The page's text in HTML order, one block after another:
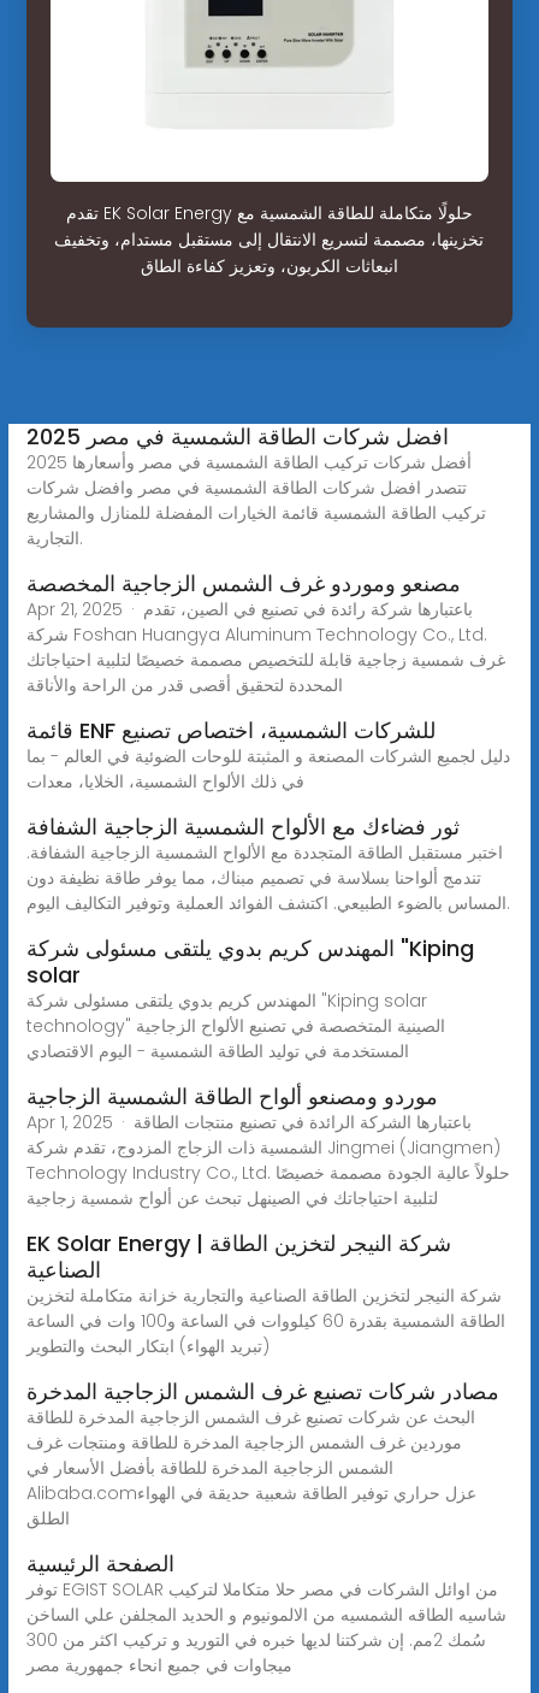
تقدم EK Solar Energy حلولًا متكاملة للطاقة الشمسية مع
تخزينها، مصممة لتسريع الانتقال إلى مستقبل مستدام، وتخفيف
انبعاثات الكربون، وتعزيز كفاءة الطاق
افضل شركات الطاقة الشمسية في مصر 2025
أفضل شركات تركيب الطاقة الشمسية في مصر وأسعارها 2025
تتصدر افضل شركات الطاقة الشمسية في مصر وافضل شركات
تركيب الطاقة الشمسية قائمة الخيارات المفضلة للمنازل والمشاريع
التجارية.
مصنعو وموردو غرف الشمس الزجاجية المخصصة
Apr 21, 2025 · باعتبارها شركة رائدة في تصنيع في الصين، تقدم
شركة Foshan Huangya Aluminum Technology Co., Ltd.
غرف شمسية زجاجية قابلة للتخصيص مصممة خصيصًا لتلبية احتياجاتك
المحددة لتحقيق أقصى قدر من الراحة والأناقة
قائمة ENF للشركات الشمسية، اختصاص تصنيع
دليل لجميع الشركات المصنعة و المثبتة للوحات الضوئية في العالم - بما
في ذلك الألواح الشمسية، الخلايا، معدات
ثور فضاءك مع الألواح الشمسية الزجاجية الشفافة
اختبر مستقبل الطاقة المتجددة مع الألواح الشمسية الزجاجية الشفافة.
تندمج ألواحنا بسلاسة في تصميم مبناك، مما يوفر طاقة نظيفة دون
المساس بالضوء الطبيعي. اكتشف الفوائد العملية وتوفير التكاليف اليوم.
المهندس كريم بدوي يلتقى مسئولى شركة "Kiping
solar
المهندس كريم بدوي يلتقى مسئولى شركة "Kiping solar
technology" الصينية المتخصصة في تصنيع الألواح الزجاجية
المستخدمة في توليد الطاقة الشمسية - اليوم الاقتصادي
موردو ومصنعو ألواح الطاقة الشمسية الزجاجية
Apr 1, 2025 · باعتبارها الشركة الرائدة في تصنيع منتجات الطاقة
الشمسية ذات الزجاج المزدوج، تقدم شركة Jingmei (Jiangmen)
Technology Industry Co., Ltd. حلولاً عالية الجودة مصممة خصيصًا
لتلبية احتياجاتك في الصينهل تبحث عن ألواح شمسية زجاجية
EK Solar Energy | شركة النيجر لتخزين الطاقة
الصناعية
شركة النيجر لتخزين الطاقة الصناعية والتجارية خزانة متكاملة لتخزين
الطاقة الشمسية بقدرة 60 كيلووات في الساعة و100 وات في الساعة
(تبريد الهواء) ابتكار البحث والتطوير
مصادر شركات تصنيع غرف الشمس الزجاجية المدخرة
البحث عن شركات تصنيع غرف الشمس الزجاجية المدخرة للطاقة
موردين غرف الشمس الزجاجية المدخرة للطاقة ومنتجات غرف
الشمس الزجاجية المدخرة للطاقة بأفضل الأسعار في
Alibaba.comعزل حراري توفير الطاقة شعبية حديقة في الهواء
الطلق
الصفحة الرئيسية
توفر EGIST SOLAR من اوائل الشركات في مصر حلا متكاملا لتركيب
شاسيه الطاقه الشمسيه من الالمونيوم و الحديد المجلفن علي الساخن
سُمك 2مم. إن شركتنا لديها خبره في التوريد و تركيب اكثر من 300
ميجاوات في جميع انحاء جمهورية مصر